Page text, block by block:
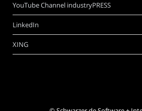
YouTube Channel industryPRESS
LinkedIn
XING